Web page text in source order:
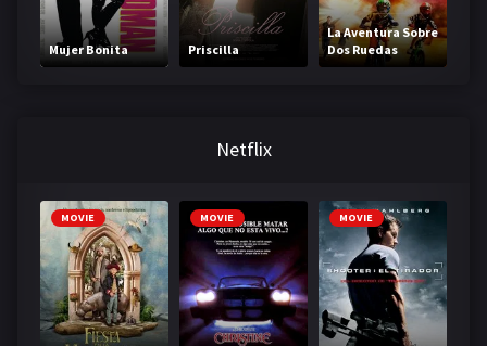
Mujer Bonita Priscilla
La Aventura Sobre
Dos Ruedas
Netflix
MOVIE MOVIE MOVIE